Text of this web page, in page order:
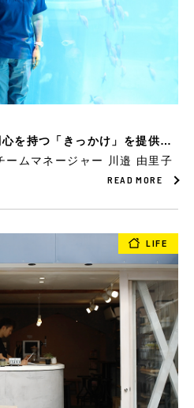
を持つ「きっかけ」を提供し
る環境教育のカタチ。株式会社海遊館 普及交流チームマネージャー 川邉 由里子
READ MORE
LIFE